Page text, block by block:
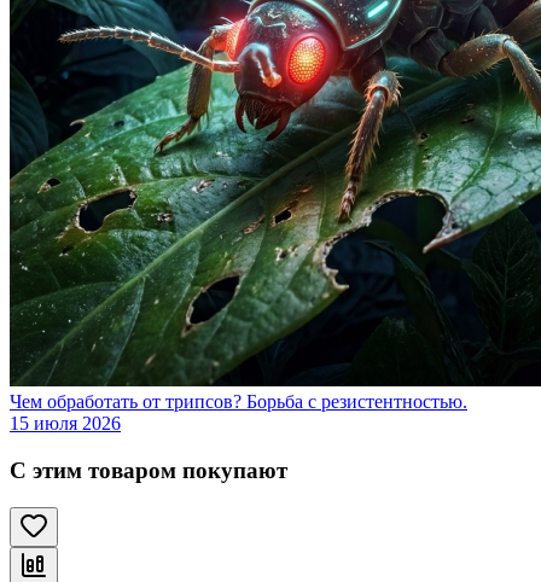
Чем обработать от трипсов? Борьба с резистентностью.
15 июля 2026
С этим товаром покупают